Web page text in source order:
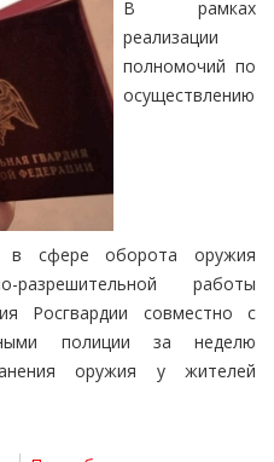
В рамках
реализации
полномочий по
осуществлению
в сфере оборота оружия
разрешительной работы
Росгвардии совместно с
полиции за неделю
оружия у жителей